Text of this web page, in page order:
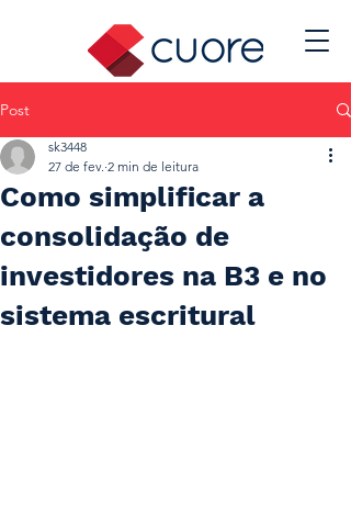
Post
Como simplificar a
consolidação de
investidores na B3 e no
sistema escritural
sk3448
27 de fev. 2 min de leitura